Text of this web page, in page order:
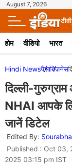
August 7, 2026
होम वीडियो भारत
Hindi Newsपैसाबिज़नेस
दिल्ली-
NHAI आपके
जानें डिटेल
Edited By:
Published : Oct
2025 03:15 pm IST